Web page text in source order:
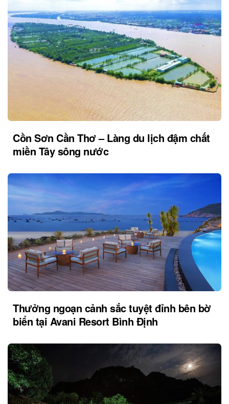
Cồn Sơn Cần Thơ – Làng du lịch đậm chất
miền Tây sông nước
Thưởng ngoạn cảnh sắc tuyệt đỉnh bên bờ
biển tại Avani Resort Bình Định